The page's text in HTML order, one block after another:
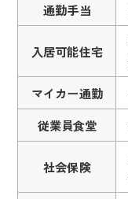
通勤手当
入居可能住宅
マイカー通勤
従業員食堂
社会保険